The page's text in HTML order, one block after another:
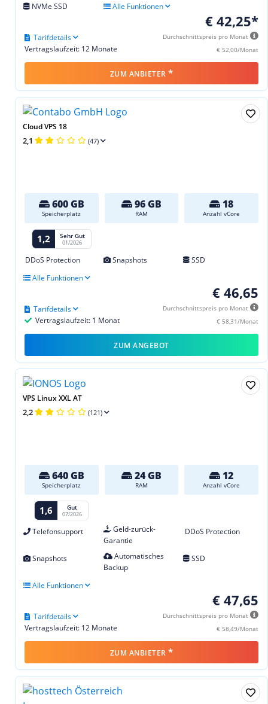
NVMe SSD Alle Funktionen
€ 42,25*
Durchschnittspreis pro Monat
€ 52,00/Monat
Vertragslaufzeit: 12 Monate
Tarifdetails
ZUM ANBIETER *
Cloud VPS 18
2,1 (47)
600 GB
Speicherplatz
96 GB
RAM
18
Anzahl vCore
1,2 Sehr Gut
01/2026
DDoS Protection Snapshots
SSD
Alle Funktionen
€ 46,65
Durchschnittspreis pro Monat
€ 58,31/Monat
Vertragslaufzeit: 1 Monat
Tarifdetails
ZUM ANGEBOT
VPS Linux XXL AT
2,2 (121)
640 GB
Speicherplatz
24 GB
RAM
12
Anzahl vCore
1,6 Gut
07/2026
Telefonsupport
Geld-zurück-
Garantie
DDoS Protection
Snapshots
Automatisches
Backup
SSD
Alle Funktionen
€ 47,65
Durchschnittspreis pro Monat
€ 58,49/Monat
Vertragslaufzeit: 12 Monate
Tarifdetails
ZUM ANBIETER *